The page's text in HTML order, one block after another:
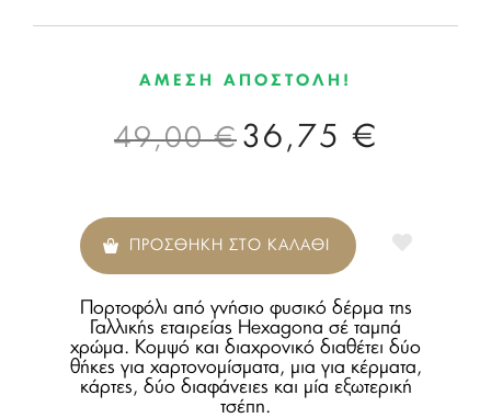
ΑΜΕΣΗ ΑΠΟΣΤΟΛΗ!
49,00 € 36,75 €
ΠΡΟΣΘΗΚΗ ΣΤΟ ΚΑΛΑΘΙ
Πορτοφόλι από γνήσιο φυσικό δέρμα της
Γαλλικής εταιρείας Hexagona σέ ταμπά
χρώμα. Κομψό και διαχρονικό διαθέτει δύο
θήκες για χαρτονομίσματα, μια για κέρματα,
κάρτες, δύο διαφάνειες και μία εξωτερική
τσέπη.